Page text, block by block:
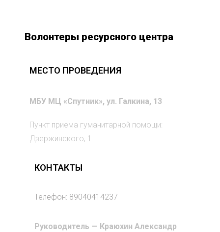
Волонтеры ресурсного центра
МЕСТО ПРОВЕДЕНИЯ
МБУ МЦ «Спутник», ул. Галкина, 13
Пункт приема гуманитарной помощи:
Дзержинского, 1
КОНТАКТЫ
Телефон: 89040414237
Руководитель — Краюхин Александр